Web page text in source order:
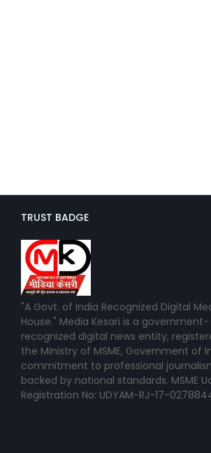
TRUST BADGE
"A Govt. of India Recognized Digital
House." Media Kesari is a government-
recognized digital news entity,
the Ministry of MSME, Government of
commitment to professional
backed by national standards. MSME
Registration No: UDYAM-RJ-17-